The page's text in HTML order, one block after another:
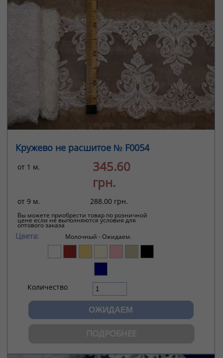
Кружево не расшитое № F0054
от 1 м.
345.60
грн.
от 9 м. 288.00 грн.
Вы можете приобрести товар по розничной
цене если не выполняются условия для
оптового заказа
Цвета: Молочный -Ожидаем.
Количество